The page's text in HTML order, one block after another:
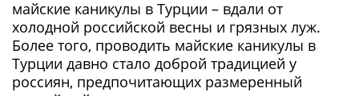
майские каникулы в Турции – вдали от
холодной российской весны и грязных луж.
Более того, проводить майские каникулы в
Турции давно стало доброй традицией у
россиян, предпочитающих размеренный